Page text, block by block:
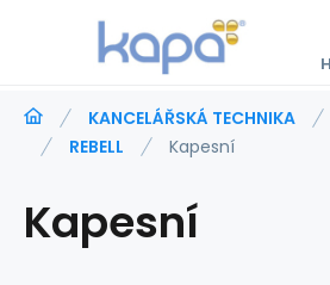
KANCELÁŘSKÁ TECHNIKA
REBELL
Kapesní
Kapesní